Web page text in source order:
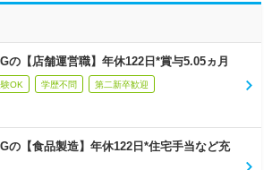
【店舗運営職】年休122日*賞与5.05ヵ月
OK 学歴不問 第二新卒歓迎
の【食品製造】年休122日*住宅手当など充